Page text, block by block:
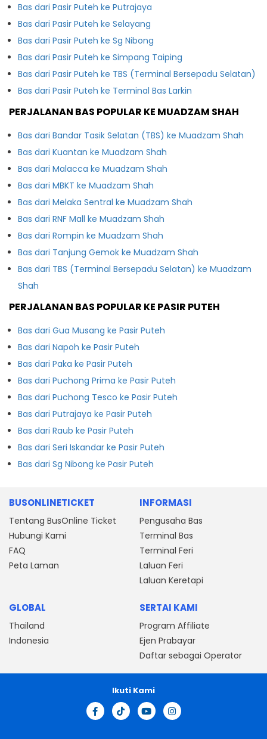
Bas dari Pasir Puteh ke Putrajaya
Bas dari Pasir Puteh ke Selayang
Bas dari Pasir Puteh ke Sg Nibong
Bas dari Pasir Puteh ke Simpang Taiping
Bas dari Pasir Puteh ke TBS (Terminal Bersepadu Selatan)
Bas dari Pasir Puteh ke Terminal Bas Larkin
PERJALANAN BAS POPULAR KE MUADZAM SHAH
Bas dari Bandar Tasik Selatan (TBS) ke Muadzam Shah
Bas dari Kuantan ke Muadzam Shah
Bas dari Malacca ke Muadzam Shah
Bas dari MBKT ke Muadzam Shah
Bas dari Melaka Sentral ke Muadzam Shah
Bas dari RNF Mall ke Muadzam Shah
Bas dari Rompin ke Muadzam Shah
Bas dari Tanjung Gemok ke Muadzam Shah
Bas dari TBS (Terminal Bersepadu Selatan) ke Muadzam
Shah
PERJALANAN BAS POPULAR KE PASIR PUTEH
Bas dari Gua Musang ke Pasir Puteh
Bas dari Napoh ke Pasir Puteh
Bas dari Paka ke Pasir Puteh
Bas dari Puchong Prima ke Pasir Puteh
Bas dari Puchong Tesco ke Pasir Puteh
Bas dari Putrajaya ke Pasir Puteh
Bas dari Raub ke Pasir Puteh
Bas dari Seri Iskandar ke Pasir Puteh
Bas dari Sg Nibong ke Pasir Puteh
BUSONLINETICKET
Tentang BusOnline Ticket
Hubungi Kami
FAQ
Peta Laman
INFORMASI
Pengusaha Bas
Terminal Bas
Terminal Feri
Laluan Feri
Laluan Keretapi
GLOBAL
Thailand
Indonesia
SERTAI KAMI
Program Affiliate
Ejen Prabayar
Daftar sebagai Operator
Ikuti Kami